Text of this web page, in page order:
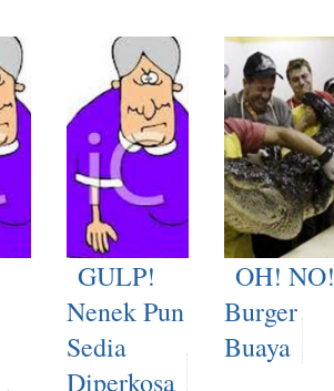
GULP!
Nenek Pun
Sedia
Diperkosa
OH! NO!
Burger
Buaya